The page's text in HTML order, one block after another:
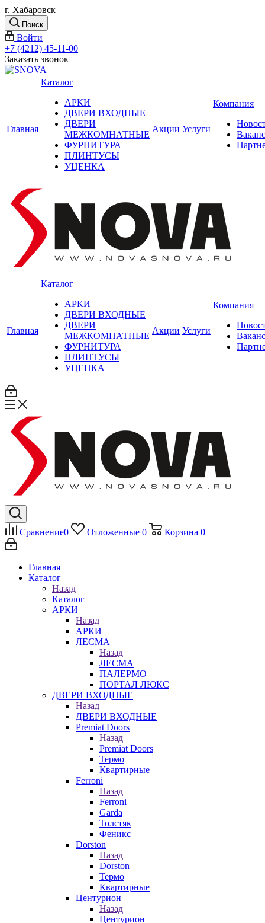
г. Хабаровск
Поиск
Войти
+7 (4212) 45-11-00
Заказать звонок
Главная
Каталог
АРКИ
ДВЕРИ ВХОДНЫЕ
ДВЕРИ
МЕЖКОМНАТНЫЕ
ФУРНИТУРА
ПЛИНТУСЫ
УЦЕНКА
Акции Услуги
Компания
Главная
Каталог
АРКИ
ДВЕРИ ВХОДНЫЕ
ДВЕРИ
МЕЖКОМНАТНЫЕ
ФУРНИТУРА
ПЛИНТУСЫ
УЦЕНКА
Акции Услуги
Компания
Сравнение0 Отложенные 0 Корзина 0
Главная
Каталог
Назад
Каталог
АРКИ
Назад
АРКИ
ЛЕСМА
Назад
ЛЕСМА
ПАЛЕРМО
ПОРТАЛ ЛЮКС
ДВЕРИ ВХОДНЫЕ
Назад
ДВЕРИ ВХОДНЫЕ
Premiat Doors
Назад
Premiat Doors
Термо
Квартирные
Ferroni
Назад
Ferroni
Garda
Толстяк
Феникс
Dorston
Назад
Dorston
Термо
Квартирные
Центурион
Назад
Центурион